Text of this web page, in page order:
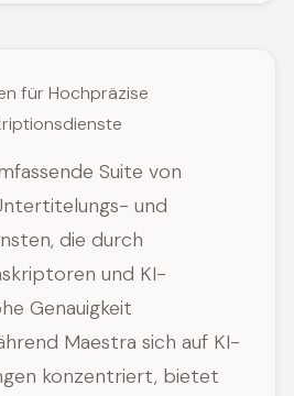
für Hochpräzise
Suite von
und
die durch
und KI-
Genauigkeit
Maestra sich auf KI-
konzentriert, bietet